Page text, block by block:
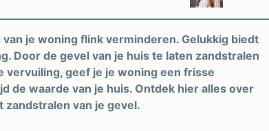
je woning flink verminderen. Gelukkig biedt
Door de gevel van je huis te laten zandstralen
geef je je woning een frisse
de waarde van je huis. Ontdek hier alles over
zandstralen van je gevel.